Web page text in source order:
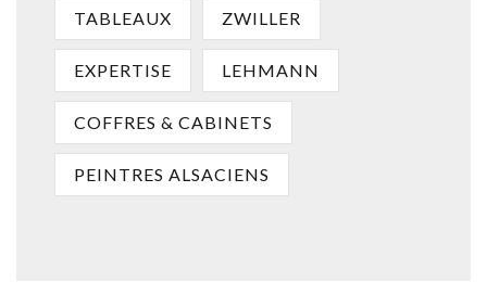
TABLEAUX ZWILLER
EXPERTISE LEHMANN
COFFRES & CABINETS
PEINTRES ALSACIENS